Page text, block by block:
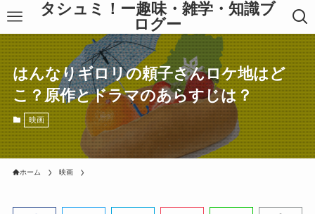
タシュミ！ー趣味・雑学・知識ブ
ログー
はんなりギロリの頼子さんロケ地はど
こ？原作とドラマのあらすじは？
映画
ホーム 映画